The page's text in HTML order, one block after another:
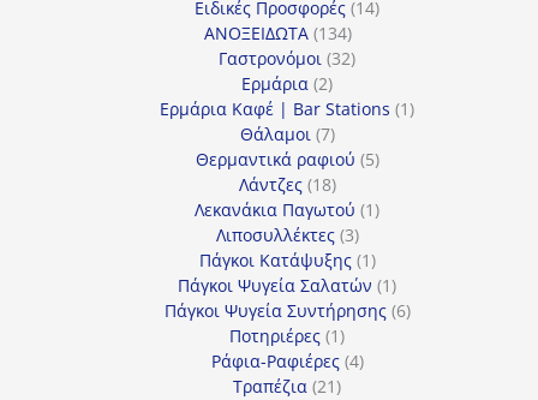
προϊόν
Ειδικές Προσφορές 1414
ΑΝΟΞΕΙΔΩΤΑ 134134
προϊόντα
Γαστρονόμοι 3232
Ερμάρια 22
προϊόντα
Ερμάρια Καφέ | Bar Stations 11
Θάλαμοι 77
προϊόντα
Θερμαντικά ραφιού 55
Λάντζες 1818
προϊόντα
Λεκανάκια Παγωτού 11
Λιποσυλλέκτες 33
προϊόντα
Πάγκοι Κατάψυξης 11
προϊόν
Πάγκοι Ψυγεία Σαλατών 11
προϊόν
Πάγκοι Ψυγεία Συντήρησης 66
Ποτηριέρες 11
προϊόν
Ράφια-Ραφιέρες 44
Τραπέζια 2121